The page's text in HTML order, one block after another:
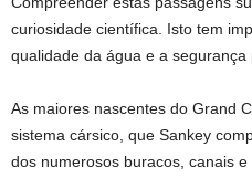
curiosidade científica. Isto tem
qualidade da água e a segurança
As maiores nascentes do Grand
sistema cársico, que Sankey
dos numerosos buracos, canais